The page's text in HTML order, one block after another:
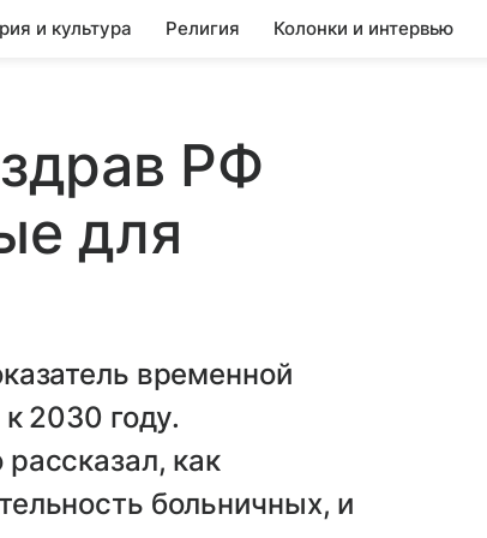
и культура Религия Колонки и интервью
РФ
для
временной
2030 году.
как
больничных, и